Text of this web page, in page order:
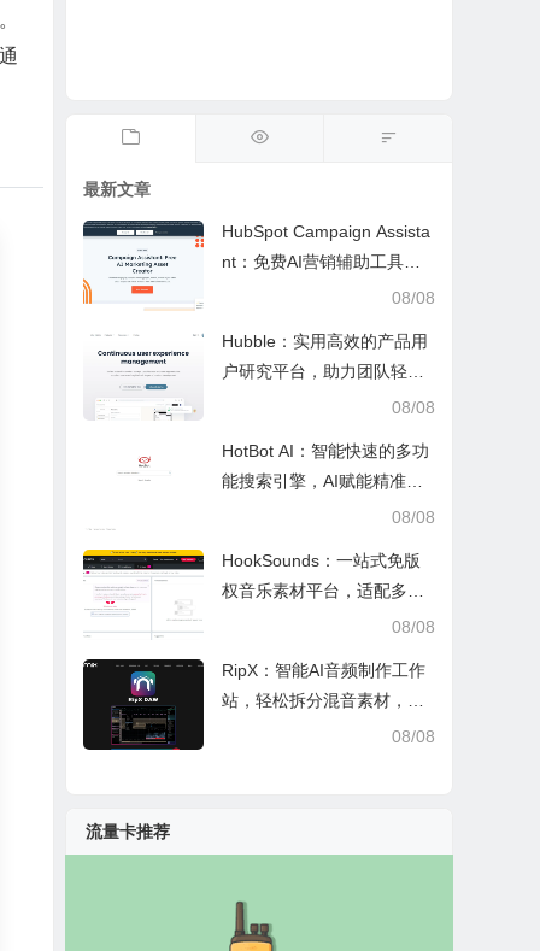
最新文章
HubSpot Campaign Assista
nt：免费AI营销辅助工具，
快速写文案提效优化营销工
08/08
Hubble：实用高效的产品用
户研究平台，助力团队轻松
08/08
HotBot AI：智能快速的多功
能搜索引擎，AI赋能精准检
08/08
HookSounds：一站式免版
权音乐素材平台，适配多场
08/08
RipX：智能AI音频制作工作
站，轻松拆分混音素材，助
08/08
流量卡推荐